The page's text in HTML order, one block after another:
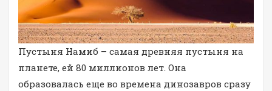
Пустыня Намиб – самая древняя пустыня на
планете, ей 80 миллионов лет. Она
образовалась еще во времена динозавров сразу